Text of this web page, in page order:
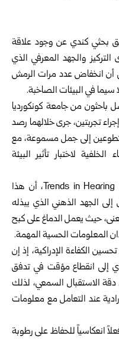
بحثي كندي عن وجود علاقة
والجهد المعرفي الذي
أن انخفاض عدد مرات الرمش
سيما في البيئات الصاخبة.
باحثون من جامعة كونكورديا
تجربتين، جرى خلالهما رصد
إلى جمل مسموعة، مع
لاختبار تأثير البيئة
وبيّنت الدراسة، التي نُشرت في مجلة Trends in Hearing، أن هذا
الجهد الذهني الذي يبذله
حيث يعمل الدماغ على كبح
المعلومات الحسية المهمة.
الكفاءة الإدراكية، إذ إن
إلى انقطاع مؤقت في تدفق
الاستقبال السمعي، لذلك
عند التعامل مع معلومات
انعكاسياً للحفاظ على رطوبة